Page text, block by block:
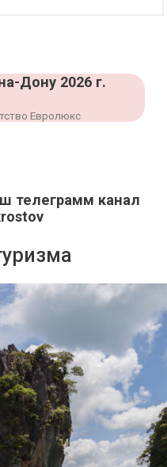
Дону 2026 г.
Евролюкс
телеграмм канал